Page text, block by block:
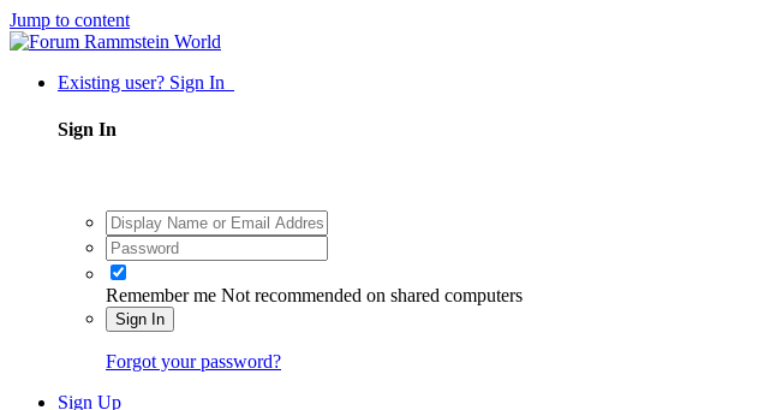
Jump to content
Existing user? Sign In
Sign In
Remember me Not recommended on shared computers
Sign In
Forgot your password?
Sign Up